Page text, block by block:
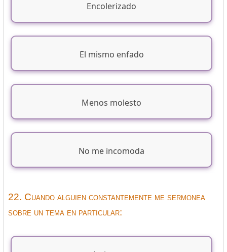
Encolerizado
El mismo enfado
Menos molesto
No me incomoda
22. Cuando alguien constantemente me sermonea
sobre un tema en particular: